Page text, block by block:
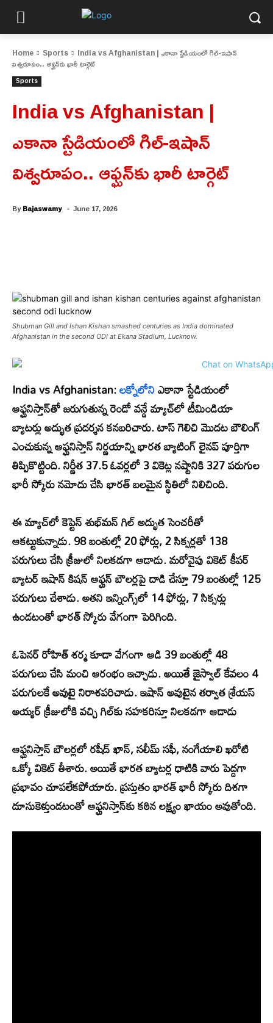
Home Sports India vs Afghanistan | ఎకానా స్టేడియంలో గిల్-ఇషాన్
విశ్వరూపం.. ఆఫ్ఘన్‌కు భారీ టార్గెట్
Sports
India vs Afghanistan |
ఎకానా స్టేడియంలో గిల్-ఇషాన్
విశ్వరూపం.. ఆఫ్ఘన్‌కు భారీ టార్గెట్
ByBajaswamy - June 17, 2026
Shubman Gill and Ishan Kishan smashed centuries as India dominated
Afghanistan in the second ODI at Ekana Stadium, Lucknow.
India vs Afghanistan:లక్నోలోనిఎకానా స్టేడియంలో
ఆఫ్ఘనిస్తాన్‌తో జరుగుతున్న రెండో వన్డే మ్యాచ్‌లో టీమిండియా
బ్యాటర్లు అద్భుత ప్రదర్శన కనబరిచారు. టాస్ గెలిచి మొదట బౌలింగ్
ఎంచుకున్న ఆఫ్ఘనిస్తాన్ నిర్ణయాన్ని భారత బ్యాటింగ్ లైనప్ పూర్తిగా
తిప్పికొట్టింది. నిర్ణీత 37.5 ఓవర్లలో 3 వికెట్ల నష్టానికి 327 పరుగుల
భారీ స్కోరు నమోదు చేసి భారత్ బలమైన స్థితిలో నిలిచింది.
ఈ మ్యాచ్‌లో కెప్టెన్ శుభ్‌మన్ గిల్ అద్భుత సెంచరీతో
ఆకట్టుకున్నాడు. 98 బంతుల్లో 20 ఫోర్లు, 2 సిక్సర్లతో 138
పరుగులు చేసి క్రీజులో నిలకడగా ఆడాడు. మరోవైపు వికెట్ కీపర్
బ్యాటర్ ఇషాన్ కిషన్ ఆఫ్ఘన్ బౌలర్లపై దాడి చేస్తూ 79 బంతుల్లో 125
పరుగులు చేశాడు. అతని ఇన్నింగ్స్‌లో 14 ఫోర్లు, 7 సిక్సర్లు
ఉండటంతో భారత్ స్కోరు వేగంగా పెరిగింది.
ఓపెనర్ రోహిత్ శర్మ కూడా వేగంగా ఆడి 39 బంతుల్లో 48
పరుగులు చేసి మంచి ఆరంభం ఇచ్చాడు. అయితే జైస్వాల్ కేవలం 4
పరుగులకే అవుటై నిరాశపరిచాడు. ఇషాన్ అవుటైన తర్వాత శ్రేయస్
అయ్యర్ క్రీజులోకి వచ్చి గిల్‌కు సహకరిస్తూ నిలకడగా ఆడాడు
ఆఫ్ఘనిస్తాన్ బౌలర్లలో రషీద్ ఖాన్, సలీమ్ సఫీ, నంగేయాలి ఖరోటి
ఒక్కో వికెట్ తీశారు. అయితే భారత బ్యాటర్ల ధాటికి వారు పెద్దగా
ప్రభావం చూపలేకపోయారు. ప్రస్తుతం భారత్ భారీ స్కోరు దిశగా
దూసుకెళ్తుండటంతో ఆఫ్ఘనిస్తాన్‌కు కఠిన లక్ష్యం ఖాయం అవుతోంది.